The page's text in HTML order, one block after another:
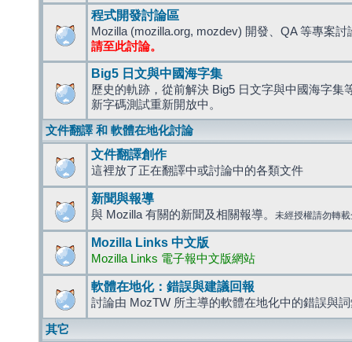
程式開發討論區
Mozilla (mozilla.org, mozdev) 開發、QA 等專案討
請至此討論。
Big5 日文與中國海字集
歷史的軌跡，從前解決 Big5 日文字與中國海字集
新字碼測試重新開放中。
文件翻譯 和 軟體在地化討論
文件翻譯創作
這裡放了正在翻譯中或討論中的各類文件
新聞與報導
與 Mozilla 有關的新聞及相關報導。 未經授權請勿轉
Mozilla Links 中文版
Mozilla Links 電子報中文版網站
軟體在地化：錯誤與建議回報
討論由 MozTW 所主導的軟體在地化中的錯誤與
其它